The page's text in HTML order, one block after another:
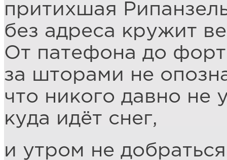
притихшая
без адреса кружит
От патефона до
за шторами не
что никого давно не
куда идёт снег,
и утром не